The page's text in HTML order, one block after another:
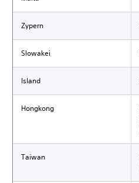
Zypern
Slowakei
Island
Hongkong
Taiwan